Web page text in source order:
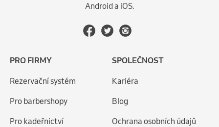
Android a iOS.
PRO FIRMY
Rezervační systém
Pro barbershopy
Pro kadeřnictví
SPOLEČNOST
Kariéra
Blog
Ochrana osobních údajů